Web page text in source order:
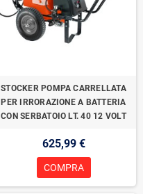
STOCKER POMPA CARRELLATA
PER IRRORAZIONE A BATTERIA
CON SERBATOIO LT. 40 12 VOLT
625,99 €
COMPRA